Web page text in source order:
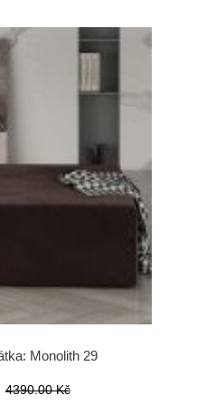
Monolith 29
4390.00 Kč